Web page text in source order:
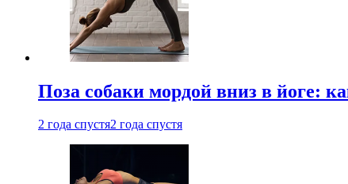
Поза собаки мордой вниз в йоге:
2 года спустя2 года спустя